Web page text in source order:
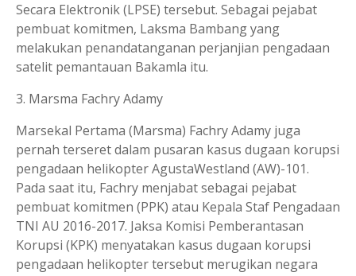
Secara Elektronik (LPSE) tersebut. Sebagai pejabat
pembuat komitmen, Laksma Bambang yang
melakukan penandatanganan perjanjian pengadaan
satelit pemantauan Bakamla itu.
3. Marsma Fachry Adamy
Marsekal Pertama (Marsma) Fachry Adamy juga
pernah terseret dalam pusaran kasus dugaan korupsi
pengadaan helikopter AgustaWestland (AW)-101.
Pada saat itu, Fachry menjabat sebagai pejabat
pembuat komitmen (PPK) atau Kepala Staf Pengadaan
TNI AU 2016-2017. Jaksa Komisi Pemberantasan
Korupsi (KPK) menyatakan kasus dugaan korupsi
pengadaan helikopter tersebut merugikan negara